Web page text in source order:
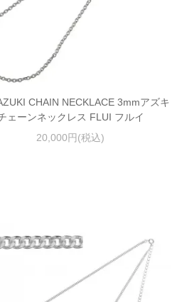
CHAIN NECKLACE 3mmアズキ
ェーンネックレス FLUI フルイ
20,000円(税込)